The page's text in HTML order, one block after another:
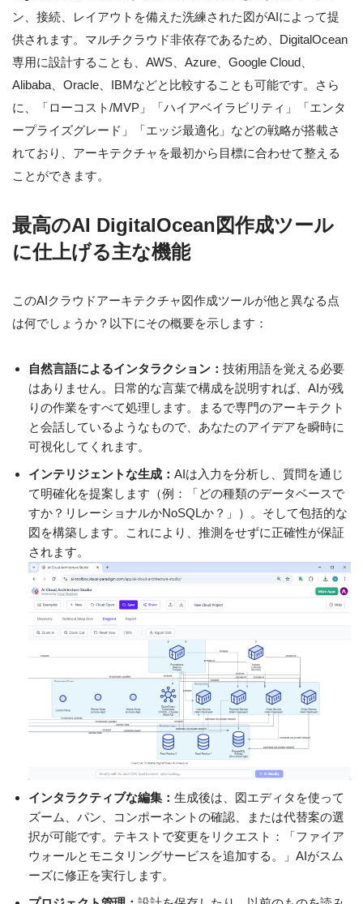
ン、接続、レイアウトを備えた洗練された図がAIによって提
供されます。マルチクラウド非依存であるため、DigitalOcean
専用に設計することも、AWS、Azure、Google Cloud、
Alibaba、Oracle、IBMなどと比較することも可能です。さら
に、「ローコスト/MVP」「ハイアベイラビリティ」「エンタ
ープライズグレード」「エッジ最適化」などの戦略が搭載さ
れており、アーキテクチャを最初から目標に合わせて整える
ことができます。
最高のAI DigitalOcean図作成ツール
に仕上げる主な機能
このAIクラウドアーキテクチャ図作成ツールが他と異なる点
は何でしょうか？以下にその概要を示します：
自然言語によるインタラクション： 技術用語を覚える必要
はありません。日常的な言葉で構成を説明すれば、AIが残
りの作業をすべて処理します。まるで専門のアーキテクト
と会話しているようなもので、あなたのアイデアを瞬時に
可視化してくれます。
インテリジェントな生成： AIは入力を分析し、質問を通じ
て明確化を提案します（例：「どの種類のデータベースで
すか？リレーショナルかNoSQLか？」）。そして包括的な
図を構築します。これにより、推測をせずに正確性が保証
されます。
インタラクティブな編集： 生成後は、図エディタを使って
ズーム、パン、コンポーネントの確認、または代替案の選
択が可能です。テキストで変更をリクエスト：「ファイア
ウォールとモニタリングサービスを追加する。」AIがスム
ーズに修正を実行します。